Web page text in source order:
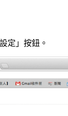
定」按鈕。